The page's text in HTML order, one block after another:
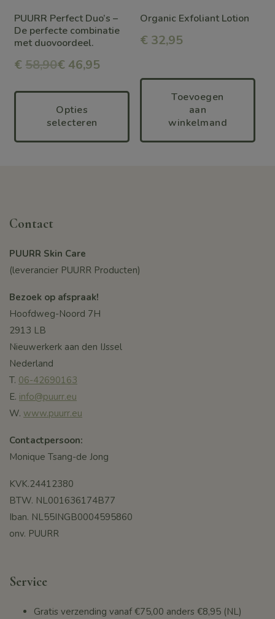
PUURR Perfect Duo’s –
De perfecte combinatie
met duovoordeel.
€ 58,90€ 46,95
Opties
selecteren
kan
gekozen
worden
productpagina
Organic Exfoliant Lotion
€ 32,95
Toevoegen
aan
winkelmand
kan
gekozen
productpagina
Contact
PUURR Skin Care
(leverancier PUURR Producten)
Bezoek op afspraak!
Hoofdweg-Noord 7H
2913 LB
Nieuwerkerk aan den IJssel
Nederland
T. 06-42690163
E. info@puurr.eu
W. www.puurr.eu
Contactpersoon:
Monique Tsang-de Jong
KVK.24412380
BTW. NL001636174B77
Iban. NL55INGB0004595860
onv. PUURR
Service
Gratis verzending vanaf €75,00 anders €8,95 (NL)